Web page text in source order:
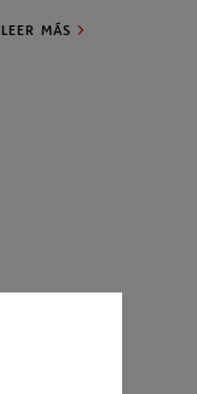
LEER MÁS